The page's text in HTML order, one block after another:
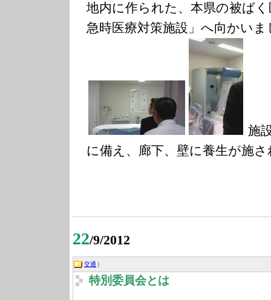
地内に作られた、本県の被ば
急時医療対策施設」へ向かいま
施
に備え、廊下、壁に養生が施
22/9/2012
交通 |
特別委員会とは